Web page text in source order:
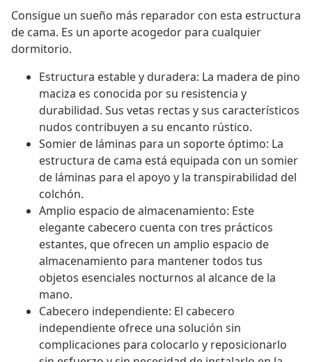
Consigue un sueño más reparador con esta estructura
de cama. Es un aporte acogedor para cualquier
dormitorio.
Estructura estable y duradera: La madera de pino
maciza es conocida por su resistencia y
durabilidad. Sus vetas rectas y sus característicos
nudos contribuyen a su encanto rústico.
Somier de láminas para un soporte óptimo: La
estructura de cama está equipada con un somier
de láminas para el apoyo y la transpirabilidad del
colchón.
Amplio espacio de almacenamiento: Este
elegante cabecero cuenta con tres prácticos
estantes, que ofrecen un amplio espacio de
almacenamiento para mantener todos tus
objetos esenciales nocturnos al alcance de la
mano.
Cabecero independiente: El cabecero
independiente ofrece una solución sin
complicaciones para colocarlo y reposicionarlo